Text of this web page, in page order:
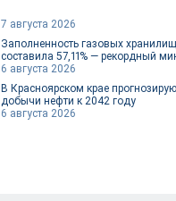
7 августа 2026
Заполненность газовых
составила 57,11% — рекордный
6 августа 2026
В Красноярском крае
добычи нефти к 2042 году
6 августа 2026